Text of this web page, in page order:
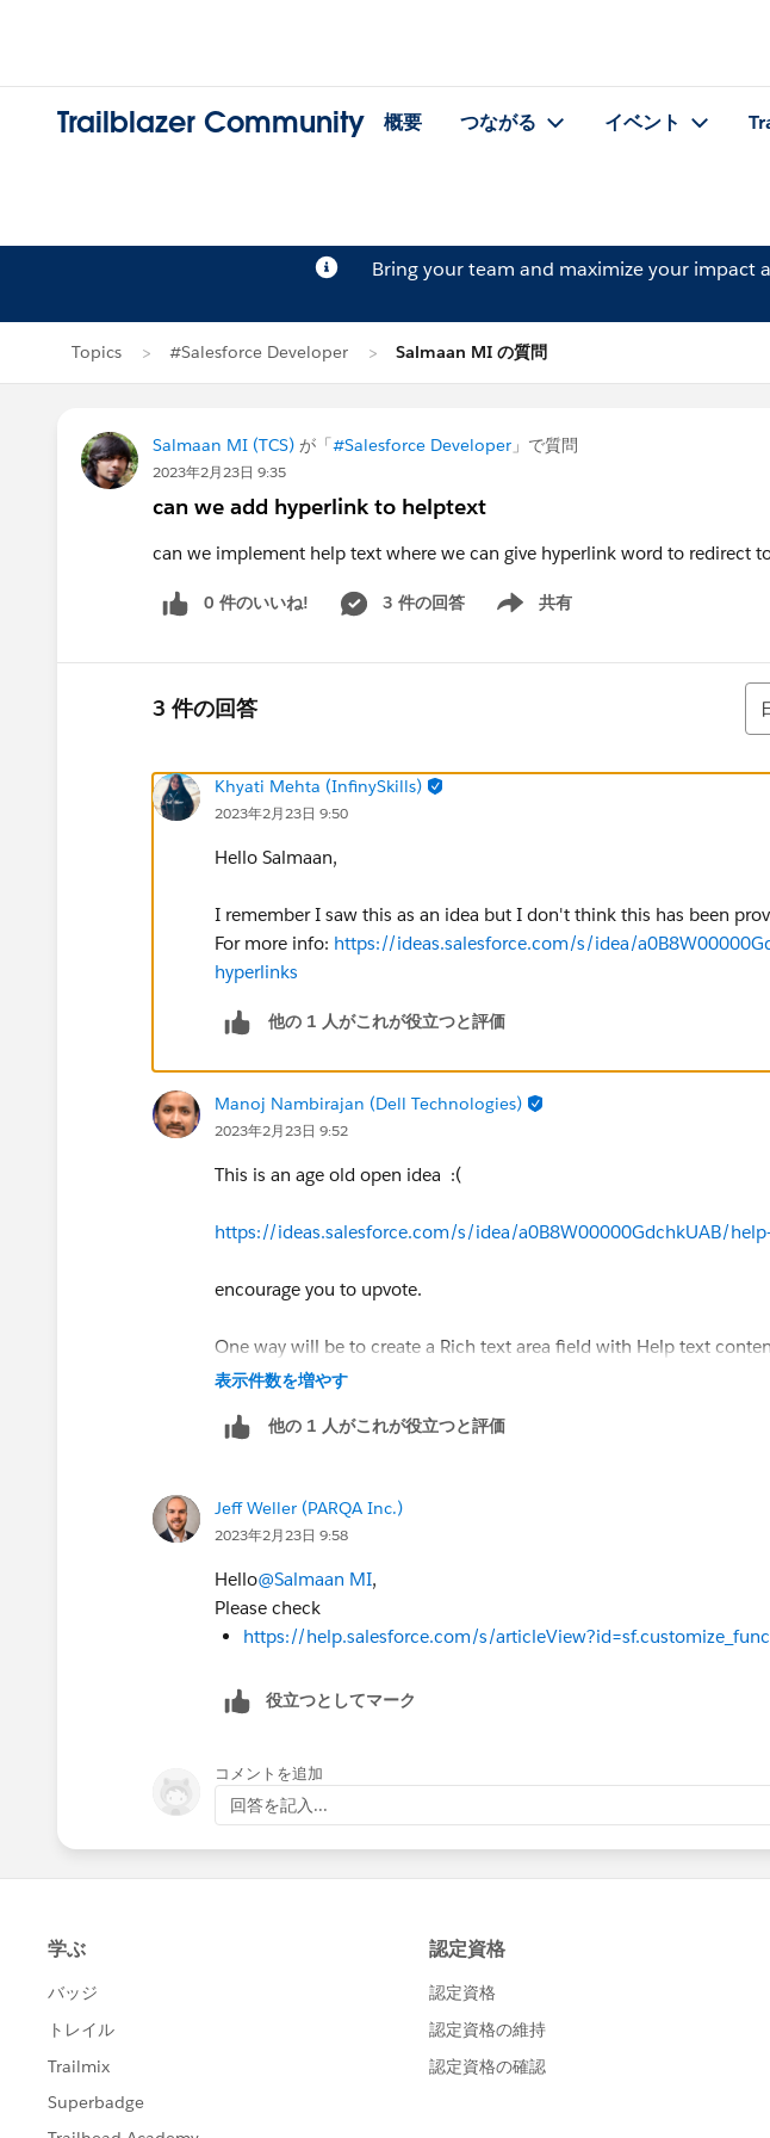
Trailblazer Community 概要 つながる イベント
Bring your team and maximize your impact
Topics #Salesforce Developer Salmaan MI の質問
Salmaan MI (TCS) が「#Salesforce Developer 」で質問
2023年2月23日 9:35
can we add hyperlink to helptext
can we implement help text where we can give hyperlink word to redirect
0 件のいいね! 3 件の回答 共有
Show menu
3 件の回答
並
Khyati Mehta (InfinySkills)
2023年2月23日 9:50
Hello Salmaan,
I remember I saw this as an idea but I don't think this has been
For more info: https://ideas.salesforce.com/s/idea/
hyperlinks
他の 1 人がこれが役立つと評価
Manoj Nambirajan (Dell Technologies)
2023年2月23日 9:52
This is an age old open idea :(
https://ideas.salesforce.com/s/idea/a0B8W00000GdchkUAB/
encourage you to upvote.
One way will be to create a Rich text area field with Help text
表示件数を増やす
他の 1 人がこれが役立つと評価
Jeff Weller (PARQA Inc.)
2023年2月23日 9:58
Hello@Salmaan MI,
Please check
https://help.salesforce.com/s/
役立つとしてマーク
コメントを追加
回答を記入...